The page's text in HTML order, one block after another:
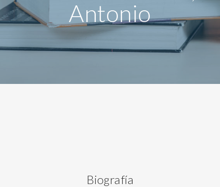
Antonio
Biografía